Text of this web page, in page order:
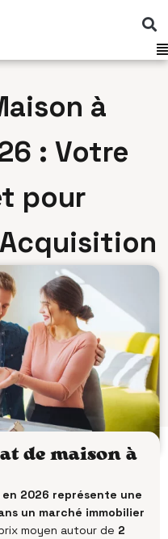
à
: Votre
pour
de maison à
2026 représente une
un marché immobilier
moyen autour de 2